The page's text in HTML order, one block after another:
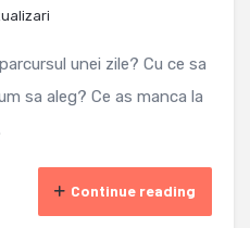
unei zile? Cu ce sa
sa aleg? Ce as manca la
Continue reading